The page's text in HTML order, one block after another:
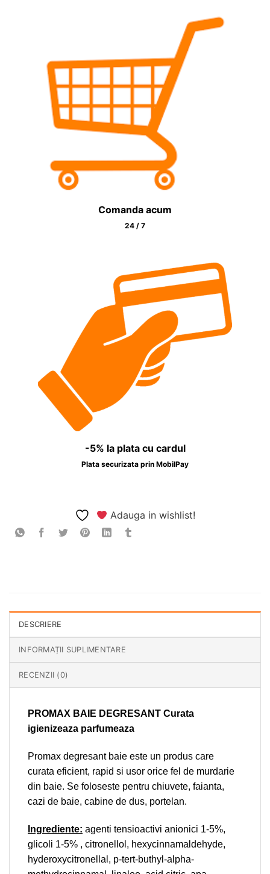
Comanda acum
24 / 7
-5% la plata cu cardul
Plata securizata prin MobilPay
Adauga in wishlist!
DESCRIERE
INFORMAȚII SUPLIMENTARE
RECENZII (0)
PROMAX BAIE DEGRESANT Curata
igienizeaza parfumeaza
Promax degresant baie este un produs care
curata eficient, rapid si usor orice fel de murdarie
din baie. Se foloseste pentru chiuvete, faianta,
cazi de baie, cabine de dus, portelan.
Ingrediente: agenti tensioactivi anionici 1-5%,
glicoli 1-5% , citronellol, hexycinnamaldehyde,
hyderoxycitronellal, p-tert-buthyl-alpha-